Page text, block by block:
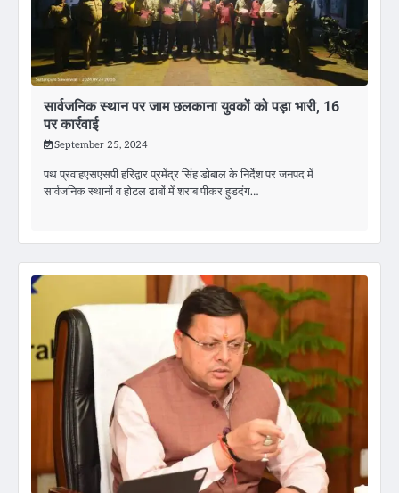
सार्वजनिक स्थान पर जाम छलकाना युवकों को पड़ा भारी, 16
पर कार्रवाई
September 25, 2024
पथ प्रवाहएसएसपी हरिद्वार प्रमेंद्र सिंह डोबाल के निर्देश पर जनपद में
सार्वजनिक स्थानों व होटल ढाबों में शराब पीकर हुडदंग…